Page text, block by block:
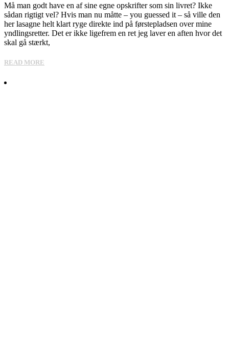
Må man godt have en af sine egne opskrifter som sin livret? Ikke
sådan rigtigt vel? Hvis man nu måtte – you guessed it – så ville den
her lasagne helt klart ryge direkte ind på førstepladsen over mine
yndlingsretter. Det er ikke ligefrem en ret jeg laver en aften hvor det
skal gå stærkt,
READ MORE